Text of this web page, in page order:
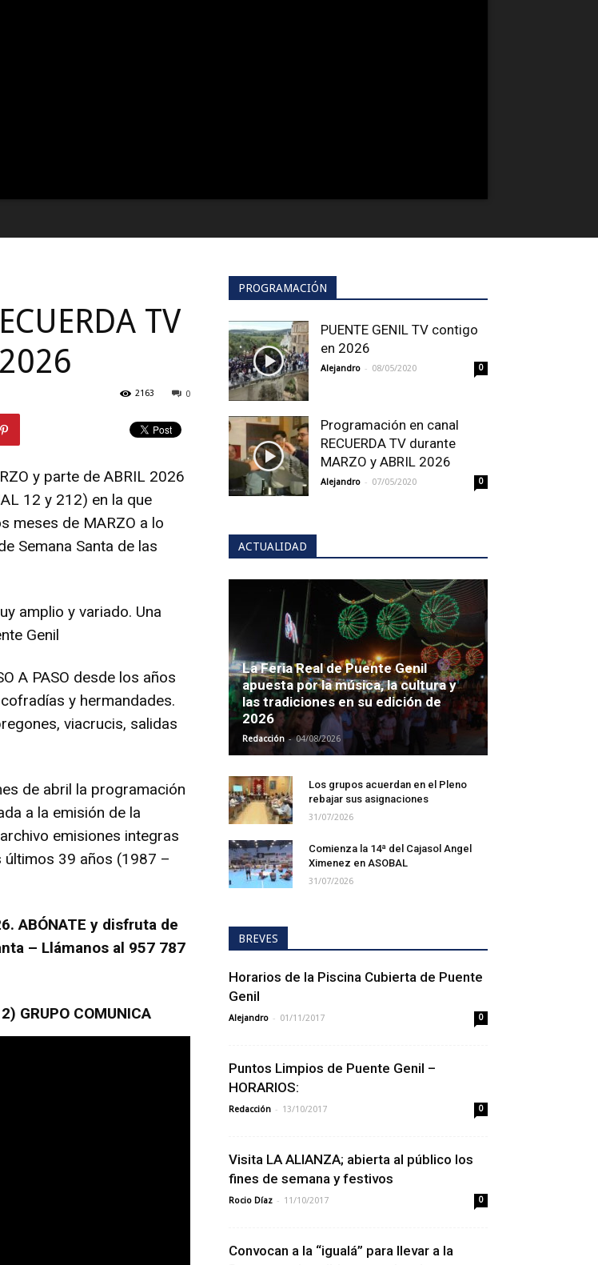
TV
0
2163
y parte de ABRIL 2026
12 y 212) en la que
meses de MARZO a lo
Semana Santa de las
amplio y variado. Una
Genil
A PASO desde los años
y hermandades.
viacrucis, salidas
de abril la programación
a la emisión de la
emisiones integras
últimos 39 años (1987 –
ABÓNATE y disfruta de
– Llámanos al 957 787
GRUPO COMUNICA
PROGRAMACIÓN
PUENTE GENIL TV contigo
en 2026
Alejandro - 08/05/2020 0
Programación en canal
RECUERDA TV durante
MARZO y ABRIL 2026
Alejandro - 07/05/2020 0
ACTUALIDAD
La Feria Real de Puente Genil
apuesta por la música, la cultura y
las tradiciones en su edición de
2026
Redacción - 04/08/2026
Los grupos acuerdan en el Pleno
rebajar sus asignaciones
31/07/2026
Comienza la 14ª del Cajasol Angel
Ximenez en ASOBAL
31/07/2026
BREVES
Horarios de la Piscina Cubierta de Puente
Genil
Alejandro - 01/11/2017 0
Puntos Limpios de Puente Genil –
HORARIOS:
Redacción - 13/10/2017 0
Visita LA ALIANZA; abierta al público los
fines de semana y festivos
Rocio Díaz - 11/10/2017 0
Convocan a la “igualá” para llevar a la